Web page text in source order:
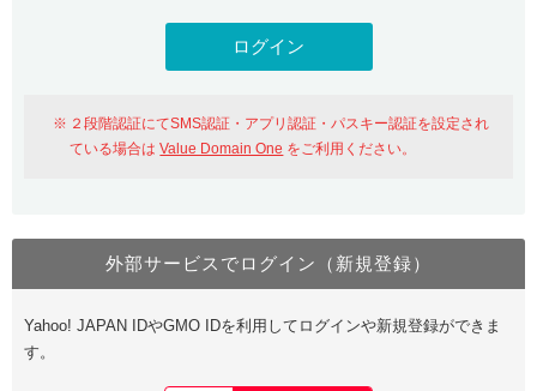
Value Domainにログイン
おすすめ One レンタルサーバーを含む最新の機能を使う方
Value Domain Oneにログイン
Value Domain Oneアカウント作成
２段階認証にてSMS認証・アプリ認証・パスキー認証を設定され
ている場合はValue Domain One をご利用ください。
外部サービスでログイン（新規登録）
Yahoo! JAPAN IDやGMO IDを利用してログインや新規登録ができま
す。